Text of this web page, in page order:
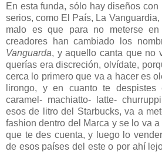
En esta funda, sólo hay diseños
serios, como El País, La
malo es que para no meterse
creadores han cambiado los
Vanguarda, y aquello canta que no
querías era discreción, olvídate,
cerca lo primero que va a hacer es
lirongo, y en cuanto te
caramel- machiatto- latte-
esos de litro del Starbucks, va a
fashion dentro del Marca y se lo va
que te des cuenta, y luego lo
de esos países del este o por ahí